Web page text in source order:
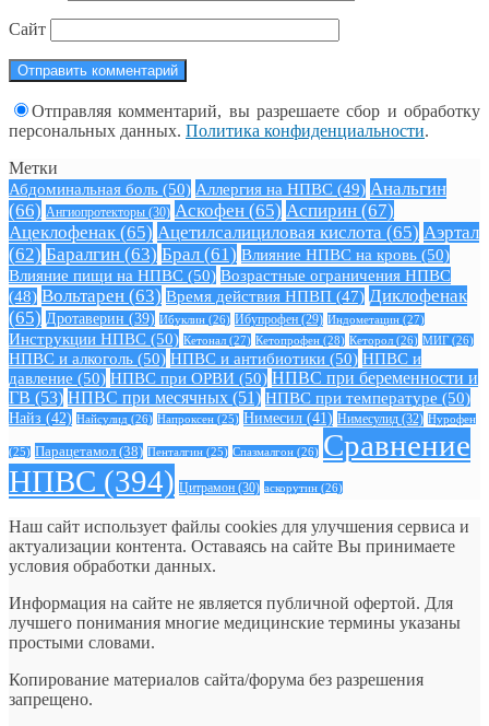
Сайт
Отправляя комментарий, вы разрешаете сбор и обработку
персональных данных. Политика конфиденциальности.
Метки
Абдоминальная боль (50) Аллергия на НПВС (49) Анальгин
(66) Ангиопротекторы (30) Аскофен (65) Аспирин (67)
Ацеклофенак (65) Ацетилсалициловая кислота (65) Аэртал
(62) Баралгин (63) Брал (61) Влияние НПВС на кровь (50)
Влияние пищи на НПВС (50) Возрастные ограничения НПВС
(48) Вольтарен (63) Время действия НПВП (47) Диклофенак
(65) Дротаверин (39) Ибуклин (26) Ибупрофен (29) Индометацин (27)
Инструкции НПВС (50) Кетонал (27) Кетопрофен (28) Кеторол (26) МИГ (26)
НПВС и алкоголь (50) НПВС и антибиотики (50) НПВС и
давление (50) НПВС при ОРВИ (50) НПВС при беременности и
ГВ (53) НПВС при месячных (51) НПВС при температуре (50)
Найз (42) Найсулид (26) Напроксен (25) Нимесил (41) Нимесулид (32) Нурофен
(25) Парацетамол (38) Пенталгин (25) Спазмалгон (26) Сравнение
НПВС (394) Цитрамон (30) аскорутин (26)
Наш сайт использует файлы cookies для улучшения сервиса и
актуализации контента. Оставаясь на сайте Вы принимаете
условия обработки данных.
Информация на сайте не является публичной офертой. Для
лучшего понимания многие медицинские термины указаны
простыми словами.
Копирование материалов сайта/форума без разрешения
запрещено.